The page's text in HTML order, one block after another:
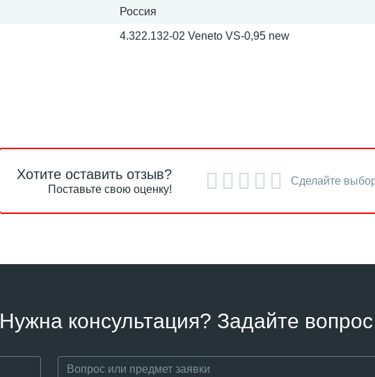
Россия
4.322.132-02 Veneto VS-0,95 new
Хотите оставить отзыв?
Поставьте свою оценку!
Сделайте
Нужна консультация? Задайте